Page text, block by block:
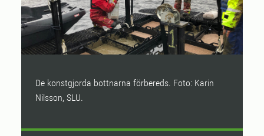
De konstgjorda bottnarna förbereds. Foto: Karin
Nilsson, SLU.